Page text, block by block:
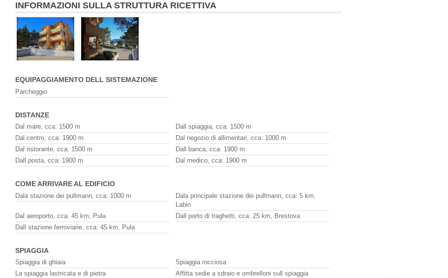
INFORMAZIONI SULLA STRUTTURA RICETTIVA
EQUIPAGGIAMENTO DELL SISTEMAZIONE
Parcheggio
DISTANZE
Dal mare, cca: 1500 m
Dall spiaggia, cca: 1500 m
Dal centro, cca: 1900 m
Dal negozio di allimentari, cca: 1000 m
Dal ristorante, cca: 1500 m
Dall banca, cca: 1900 m
Dall posta, cca: 1900 m
Dal medico, cca: 1900 m
COME ARRIVARE AL EDIFICIO
Dala stazione dei pullmann, cca: 1000 m
Dala principale stazione dei pullmann, cca: 5 km,
Labin
Dal aeroporto, cca: 45 km, Pula
Dall porto di traghetti, cca: 25 km, Brestova
Dall stazione ferroviarie, cca: 45 km, Pula
SPIAGGIA
Spiaggia di ghiaia
Spiaggia rocciosa
La spiaggia lastricata e di pietra
Affitta sedie a sdraio e ombrelloni sull spiaggia